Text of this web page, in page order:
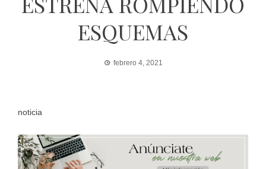
ESQUEMAS
febrero 4, 2021
noticia